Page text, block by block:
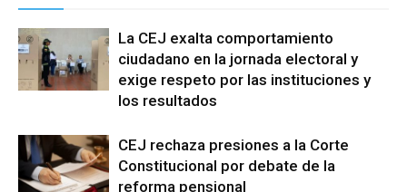
La CEJ exalta comportamiento
ciudadano en la jornada electoral y
exige respeto por las instituciones y
los resultados
CEJ rechaza presiones a la Corte
Constitucional por debate de la
reforma pensional